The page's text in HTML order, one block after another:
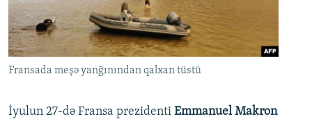
Fransada meşə yanğınından qalxan tüstü
İyulun 27-də Fransa prezidenti Emmanuel Makron